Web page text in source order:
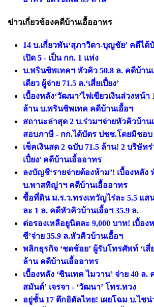
ข่าวเกี่ยวข้องคดีบ้านเอื้ออาทร
14 บ.เกี่ยวพัน‘สุภาวิดา-บุญชัย’ คดีไ
เปิด 5 - เป็น กก. 1 แห่ง
บ.พรินซิพเทคฯ หัวคิว 50.8 ล. คดีบ้าน
เดียว ผู้จ่าย 71.5 ล.‘เสี่ยเปี๋ยง’
เบื้องหลัง‘วัฒนา’ไฟเขียวเงินล่วงหน้า
ล้าน บ.พรินซิพเทค คดีบ้านเอื้อฯ
สถานะล่าสุด 2 บ.ร่วมฯจ่ายหัวคิวบ้าน
สอบภาษี - กก.ได้บัตร ปชช.โดยมิชอบ
เช็คเงินสด 2 ฉบับ 71.5 ล้าน! 2 บริษัท
เปี๋ยง' คดีบ้านเอื้ออาทร
ลงบัญชี‘รายจ่ายต้องห้าม’! เบื้องหลัง
บ.พาสทิญ่าฯ คดีบ้านเอื้ออาทร
ซื้อที่ดิน ม.ร.ว.ทรงเทวัญไร่ละ 5.5 แส
ละ 1 ล. คดีหัวคิวบ้านเอื้อฯ 35.9 ล.
ต่อรองเหลือยูนิตละ 9,000 บาท! เบื้อง
ซี’จ่าย 35.9 ล.หัวคิวบ้านเอื้อฯ
พลิกธุรกิจ ‘ชดช้อย’ ผู้รับโทรศัพท์ ‘เสี่ย
ล้าน คดีบ้านเอื้ออาทร
เบื้องหลัง ‘ซินเทค ไมวาน’ จ่าย 40 ล.
สมันต์’ เจรจา - ‘วัฒนา’ โทร.ทวง
อยู่ชั้น 17 ตึกอิตัลไทย! เผยโฉม บ.ไช